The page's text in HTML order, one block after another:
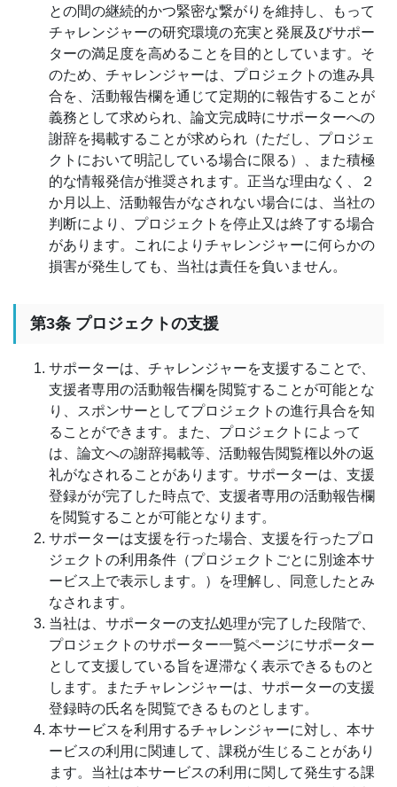
との間の継続的かつ緊密な繋がりを維持し、もって
チャレンジャーの研究環境の充実と発展及びサポー
ターの満足度を高めることを目的としています。そ
のため、チャレンジャーは、プロジェクトの進み具
合を、活動報告欄を通じて定期的に報告することが
義務として求められ、論文完成時にサポーターへの
謝辞を掲載することが求められ（ただし、プロジェ
クトにおいて明記している場合に限る）、また積極
的な情報発信が推奨されます。正当な理由なく、２
か月以上、活動報告がなされない場合には、当社の
判断により、プロジェクトを停止又は終了する場合
があります。これによりチャレンジャーに何らかの
損害が発生しても、当社は責任を負いません。
第3条 プロジェクトの支援
サポーターは、チャレンジャーを支援することで、
支援者専用の活動報告欄を閲覧することが可能とな
り、スポンサーとしてプロジェクトの進行具合を知
ることができます。また、プロジェクトによって
は、論文への謝辞掲載等、活動報告閲覧権以外の返
礼がなされることがあります。サポーターは、支援
登録がが完了した時点で、支援者専用の活動報告欄
を閲覧することが可能となります。
サポーターは支援を行った場合、支援を行ったプロ
ジェクトの利用条件（プロジェクトごとに別途本サ
ービス上で表示します。）を理解し、同意したとみ
なされます。
当社は、サポーターの支払処理が完了した段階で、
プロジェクトのサポーター一覧ページにサポーター
として支援している旨を遅滞なく表示できるものと
します。またチャレンジャーは、サポーターの支援
登録時の氏名を閲覧できるものとします。
本サービスを利用するチャレンジャーに対し、本サ
ービスの利用に関連して、課税が生じることがあり
ます。当社は本サービスの利用に関して発生する課